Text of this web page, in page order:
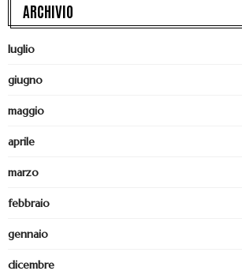
ARCHIVIO
luglio
giugno
maggio
aprile
marzo
febbraio
gennaio
dicembre